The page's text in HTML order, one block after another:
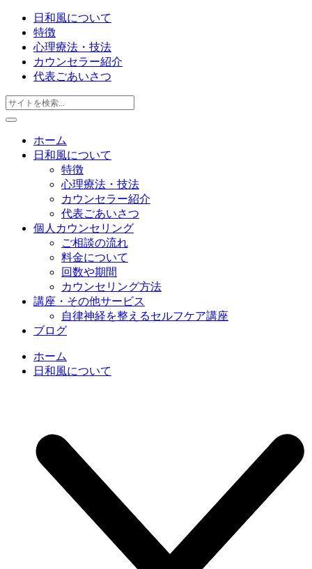
日和風について
特徴
心理療法・技法
カウンセラー紹介
代表ごあいさつ
ホーム
日和風について
特徴
心理療法・技法
カウンセラー紹介
代表ごあいさつ
個人カウンセリング
ご相談の流れ
料金について
回数や期間
カウンセリング方法
講座・その他サービス
自律神経を整えるセルフケア講座
ブログ
ホーム
日和風について